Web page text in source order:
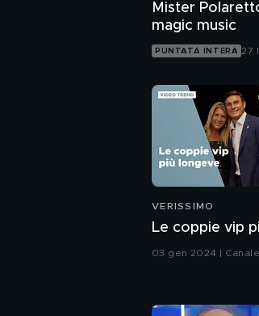
Mister
magic music
PUNTATA INTERA 27
VERISSIMO
Le coppie vip
03 gen 2024 |